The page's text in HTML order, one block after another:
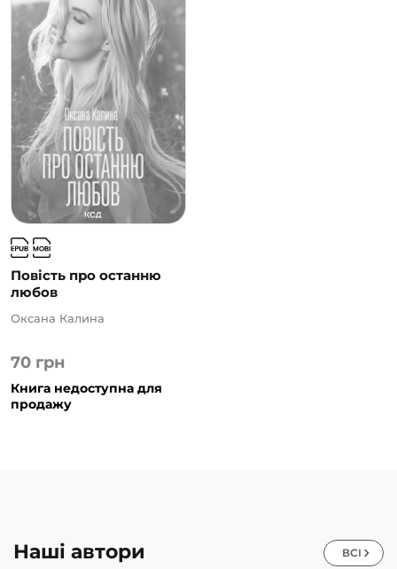
Повість про останню
любов
70 грн
Оксана Калина
Книга недоступна для
продажу
Наші автори ВСІ